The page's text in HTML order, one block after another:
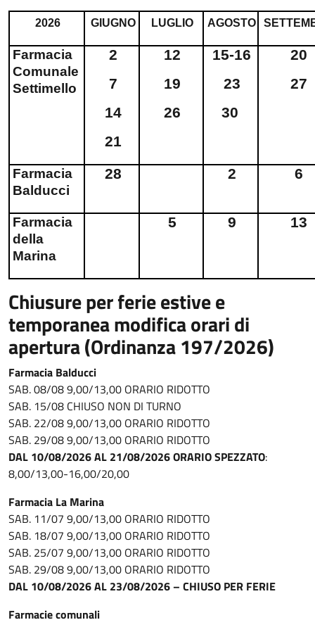
2026 GIUGNO LUGLIO AGOSTO
Farmacia
Comunale
Settimello
2
7
14
21
12
19
26
15-16
23
30
20
27
Farmacia
Balducci
28 2 6
Farmacia
della
Marina
5 9 13
Chiusure per ferie estive e
temporanea modifica orari di
apertura (Ordinanza 197/2026)
Farmacia Balducci
SAB. 08/08 9,00/13,00 ORARIO RIDOTTO
SAB. 15/08 CHIUSO NON DI TURNO
SAB. 22/08 9,00/13,00 ORARIO RIDOTTO
SAB. 29/08 9,00/13,00 ORARIO RIDOTTO
DAL 10/08/2026 AL 21/08/2026 ORARIO SPEZZATO:
8,00/13,00-16,00/20,00
Farmacia La Marina
SAB. 11/07 9,00/13,00 ORARIO RIDOTTO
SAB. 18/07 9,00/13,00 ORARIO RIDOTTO
SAB. 25/07 9,00/13,00 ORARIO RIDOTTO
SAB. 29/08 9,00/13,00 ORARIO RIDOTTO
DAL 10/08/2026 AL 23/08/2026 – CHIUSO PER FERIE
Farmacie comunali